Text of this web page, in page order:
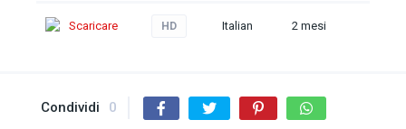
Scaricare HD Italian 2 mesi
Condividi 0